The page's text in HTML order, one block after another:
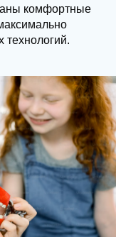
комфортные